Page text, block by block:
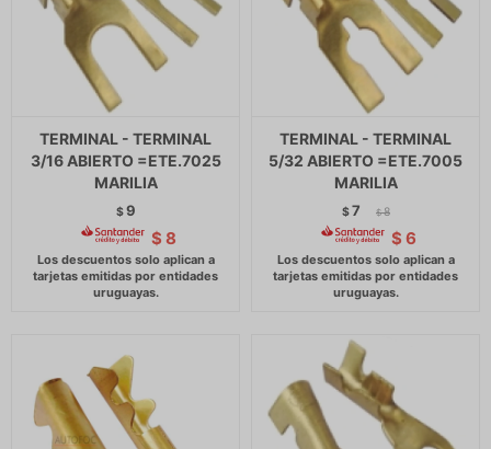
TERMINAL - TERMINAL
3/16 ABIERTO =ETE.7025
MARILIA
$9
$ 8
TERMINAL - TERMINAL
5/32 ABIERTO =ETE.7005
MARILIA
$7 $ 8
$ 6